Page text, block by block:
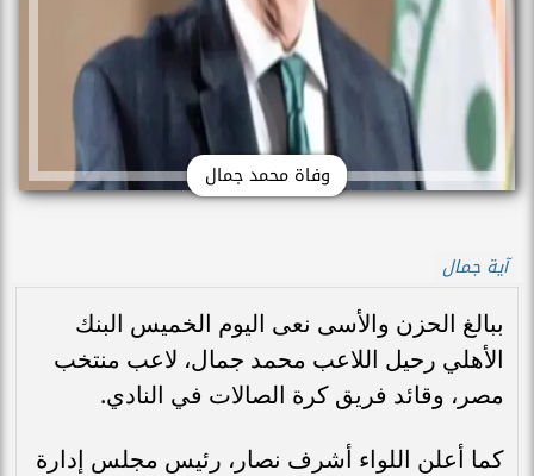
وفاة محمد جمال
آية جمال
ببالغ الحزن والأسى نعى اليوم الخميس البنك
الأهلي رحيل اللاعب محمد جمال، لاعب منتخب
مصر، وقائد فريق كرة الصالات في النادي.
كما أعلن اللواء أشرف نصار، رئيس مجلس إدارة